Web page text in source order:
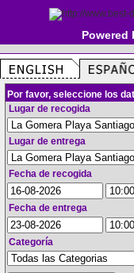
Powered
Por favor, seleccione los
Lugar de recogida
Lugar de entrega
Fecha de recogida
Fecha de entrega
Categoría